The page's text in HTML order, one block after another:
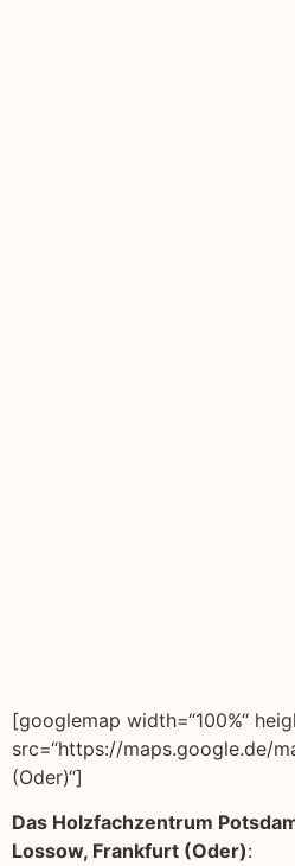
[googlemap width=“100%“
src=“https://maps.google.de/
(Oder)“]
Das Holzfachzentrum
Lossow, Frankfurt (Oder):